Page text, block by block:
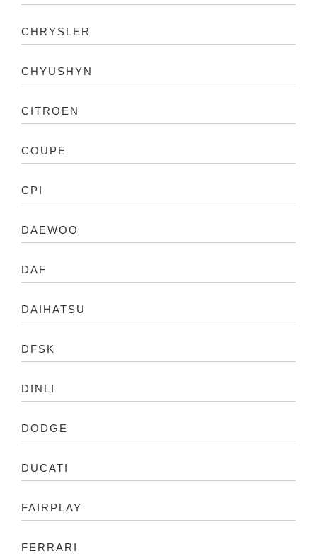
CHRYSLER
CHYUSHYN
CITROEN
COUPE
CPI
DAEWOO
DAF
DAIHATSU
DFSK
DINLI
DODGE
DUCATI
FAIRPLAY
FERRARI